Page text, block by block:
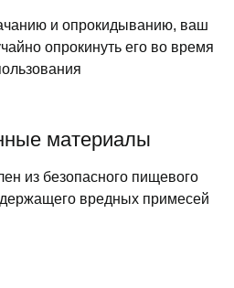
и опрокидыванию, ваш
опрокинуть его во время
материалы
из безопасного пищевого
вредных примесей